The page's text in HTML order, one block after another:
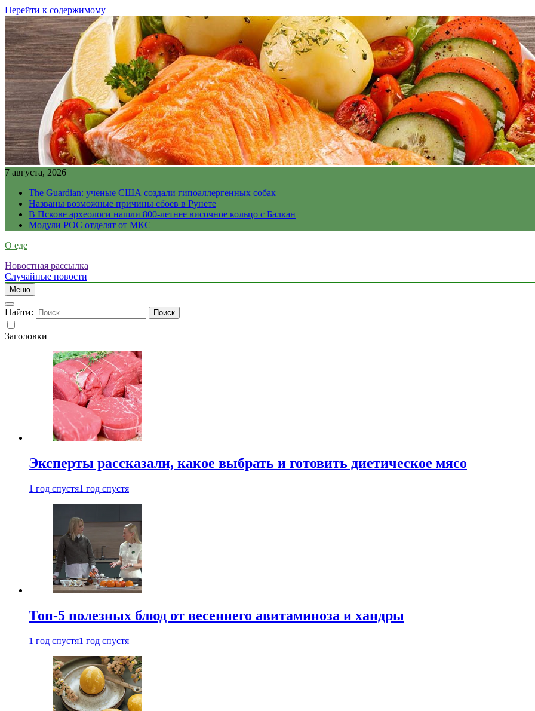
Перейти к содержимому
7 августа, 2026
The Guardian: ученые США создали гипоаллергенных собак
Названы возможные причины сбоев в Рунете
В Пскове археологи нашли 800-летнее височное кольцо с Балкан
Модули РОС отделят от МКС
О еде
Новостная рассылка
Случайные новости
Меню
Найти:
Заголовки
Эксперты рассказали, какое выбрать и готовить диетическое мясо
1 год спустя1 год спустя
Топ-5 полезных блюд от весеннего авитаминоза и хандры
1 год спустя1 год спустя